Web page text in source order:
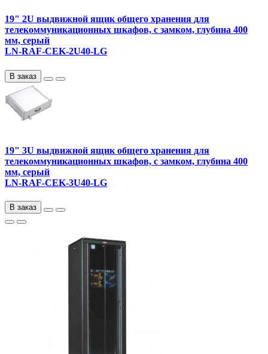
19" 2U выдвижной ящик общего хранения для
телекоммуникационных шкафов, с замком, глубина 400
мм, серый
LN-RAF-CEK-2U40-LG
В заказ
19" 3U выдвижной ящик общего хранения для
телекоммуникационных шкафов, с замком, глубина 400
мм, серый
LN-RAF-CEK-3U40-LG
В заказ